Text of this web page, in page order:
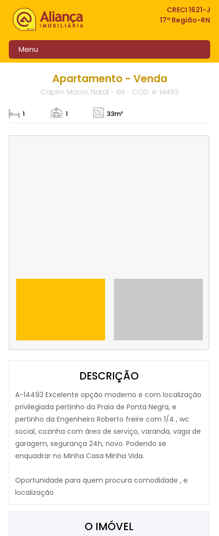
CRECI 1621-J
17ª Região-RN
Menu
Apartamento - Venda
Capim Macio, Natal - RN - COD: A-14493
1 1 33m²
DESCRIÇÃO
A-14493 Excelente opção moderno e com localização
privilegiada pertinho da Praia de Ponta Negra, e
pertinho da Engenheiro Roberto freire com 1/4 , wc
social, cozinha com área de serviço, varanda, vaga de
garagem, segurança 24h, novo. Podendo se
enquadrar no Minha Casa Minha Vida.
Oportunidade para quem procura comodidade , e
localização
O IMÓVEL